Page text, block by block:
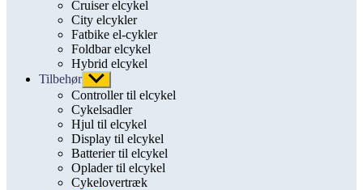
Cruiser elcykel
City elcykler
Fatbike el-cykler
Foldbar elcykel
Hybrid elcykel
Tilbehør Vis
undermenu
Controller til elcykel
Cykelsadler
Hjul til elcykel
Display til elcykel
Batterier til elcykel
Oplader til elcykel
Cykelovertræk